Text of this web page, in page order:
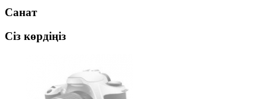
Санат
Сіз көрдіңіз